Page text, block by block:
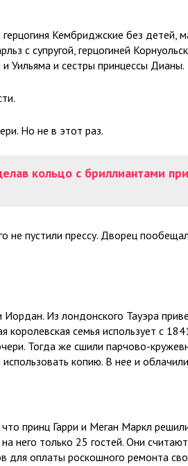
Кембриджские без детей,
с супругой, герцогиней
Уильяма и сестры принцессы Дианы.
Но не в этот раз.
кольцо с бриллиантами
не пустили прессу. Дворец
Из лондонского Тауэра
семья использует с
Тогда же сшили парчово-
копию. В нее и
что принц Гарри и Меган Маркл
него только 25 гостей. Они
для оплаты роскошного ремонта